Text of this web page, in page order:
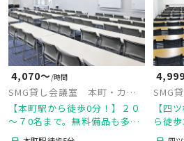
4,070〜/時間
SMG貸し会議室 本町・カー
ニープレイス4F
【本町駅から徒歩0分！】２０
～７0名まで。無料備品も多
数！窓あります。
SMG
商ビ
【四
ら徒
まで